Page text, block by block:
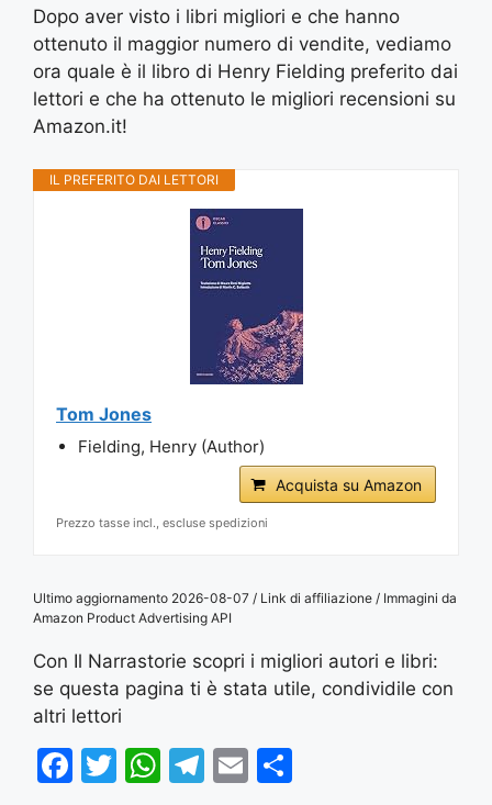
Dopo aver visto i libri migliori e che hanno
ottenuto il maggior numero di vendite, vediamo
ora quale è il libro di Henry Fielding preferito dai
lettori e che ha ottenuto le migliori recensioni su
Amazon.it!
IL PREFERITO DAI LETTORI
Tom Jones
Fielding, Henry (Author)
Acquista su Amazon
Prezzo tasse incl., escluse spedizioni
Ultimo aggiornamento 2026-08-07 / Link di affiliazione / Immagini da
Amazon Product Advertising API
Con Il Narrastorie scopri i migliori autori e libri:
se questa pagina ti è stata utile, condividile con
altri lettori
F
T
W T
E